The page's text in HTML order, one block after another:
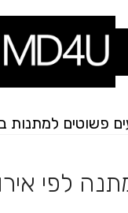
פשוטים למתנות
לפי